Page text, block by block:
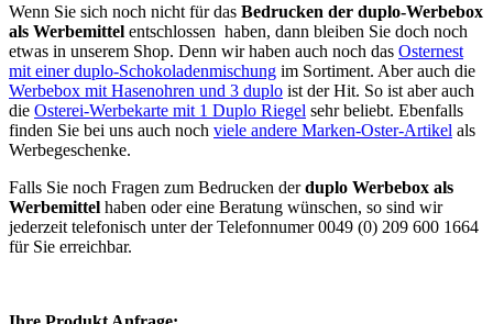
Wenn Sie sich noch nicht für das Bedrucken der duplo-Werbebox
als Werbemittel entschlossen haben, dann bleiben Sie doch noch
etwas in unserem Shop. Denn wir haben auch noch das Osternest
mit einer duplo-Schokoladenmischung im Sortiment. Aber auch die
Werbebox mit Hasenohren und 3 duplo ist der Hit. So ist aber auch
die Osterei-Werbekarte mit 1 Duplo Riegel sehr beliebt. Ebenfalls
finden Sie bei uns auch noch viele andere Marken-Oster-Artikel als
Werbegeschenke.
Falls Sie noch Fragen zum Bedrucken derduplo Werbebox als
Werbemittel haben oder eine Beratung wünschen, so sind wir
jederzeit telefonisch unter der Telefonnumer 0049 (0) 209 600 1664
für Sie erreichbar.